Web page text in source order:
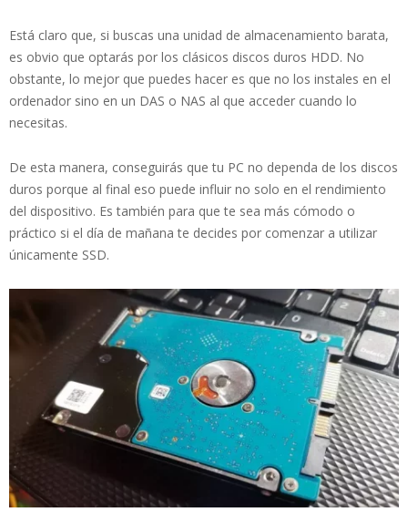
Está claro que, si buscas una unidad de almacenamiento barata,
es obvio que optarás por los clásicos discos duros HDD. No
obstante, lo mejor que puedes hacer es que no los instales en el
ordenador sino en un DAS o NAS al que acceder cuando lo
necesitas.
De esta manera, conseguirás que tu PC no dependa de los discos
duros porque al final eso puede influir no solo en el rendimiento
del dispositivo. Es también para que te sea más cómodo o
práctico si el día de mañana te decides por comenzar a utilizar
únicamente SSD.